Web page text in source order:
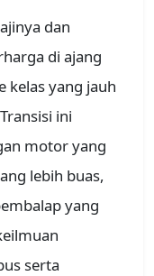
dan
di ajang
kelas yang jauh
ini
motor yang
lebih buas,
yang
serta